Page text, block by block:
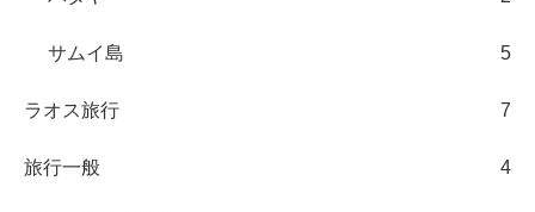
サムイ島 5
ラオス旅行 7
旅行一般 4